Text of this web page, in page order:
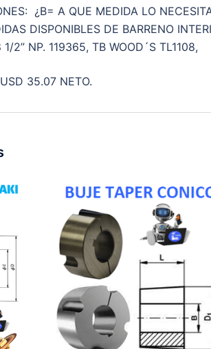
O
´
SPROCKET
MEDIDAS
¿B= A QUE MEDIDA LO
DISPONIBLES DE BARRENO
2” NP. 119365, TB WOOD´S TL1108,
35.07 NETO.